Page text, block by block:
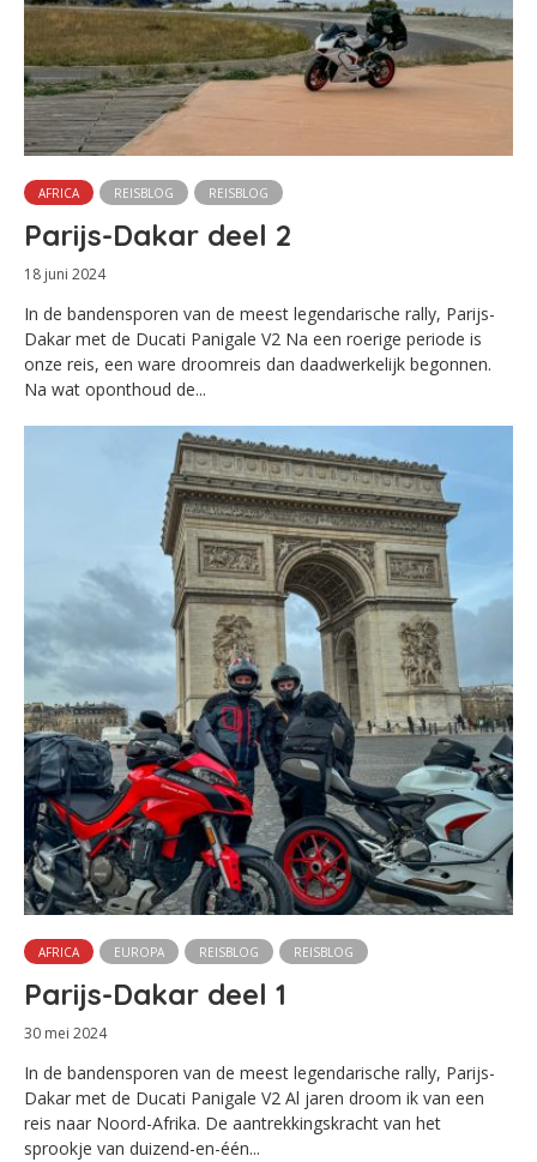
AFRICA REISBLOG REISBLOG
Parijs-Dakar deel 2
18 juni 2024
In de bandensporen van de meest legendarische rally, Parijs-
Dakar met de Ducati Panigale V2 Na een roerige periode is
onze reis, een ware droomreis dan daadwerkelijk begonnen.
Na wat oponthoud de...
AFRICA EUROPA REISBLOG REISBLOG
Parijs-Dakar deel 1
30 mei 2024
In de bandensporen van de meest legendarische rally, Parijs-
Dakar met de Ducati Panigale V2 Al jaren droom ik van een
reis naar Noord-Afrika. De aantrekkingskracht van het
sprookje van duizend-en-één...